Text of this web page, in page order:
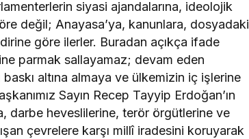
siyasi ajandalarına, ideolojik
değil; Anayasa’ya, kanunlara, dosyadaki
göre ilerler. Buradan açıkça ifade
parmak sallayamaz; devam eden
baskı altına almaya ve ülkemizin iç işlerine
Sayın Recep Tayyip Erdoğan’ın
darbe heveslilerine, terör örgütlerine ve
çevrelere karşı millî iradesini koruyarak